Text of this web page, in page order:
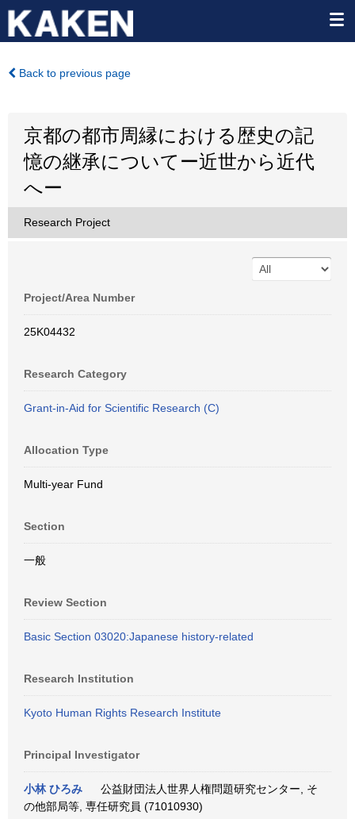
Back to previous page
京都の都市周縁における歴史の記
憶の継承についてー近世から近代
へー
Research Project
Project/Area Number
25K04432
Research Category
Grant-in-Aid for Scientific Research (C)
Allocation Type
Multi-year Fund
Section
一般
Review Section
Basic Section 03020:Japanese history-related
Research Institution
Kyoto Human Rights Research Institute
Principal Investigator
小林 ひろみ
公益財団法人世界人権問題研究センター, そ
の他部局等, 専任研究員 (71010930)